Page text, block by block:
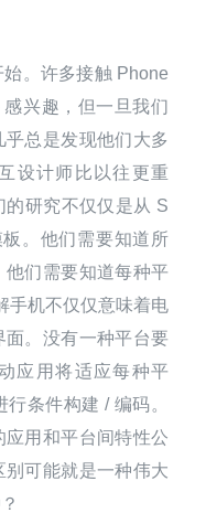
。许多接触 Phone
兴趣，但一旦我们
总是发现他们大多
设计师比以往更重
研究不仅仅是从 S
。他们需要知道所
们需要知道每种平
手机不仅仅意味着电
。没有一种平台要
应用将适应每种平
条件构建 / 编码。
用和平台间特性公
可能就是一种伟大